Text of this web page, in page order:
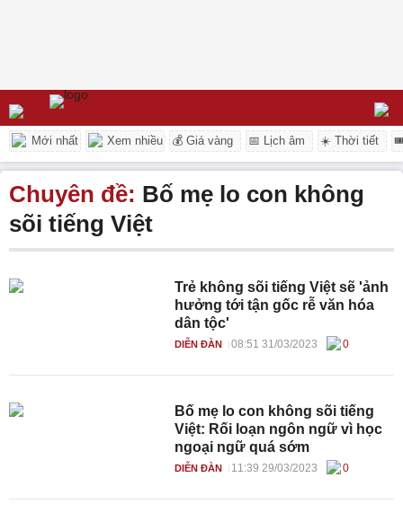
Mới nhất Xem nhiều 💰 Giá vàng 📅 Lịch âm ☀️ Thời tiết
Chuyên đề: Bố mẹ lo con không
sõi tiếng Việt
Trẻ không sõi tiếng Việt sẽ 'ảnh
hưởng tới tận gốc rễ văn hóa
dân tộc'
DIỄN ĐÀN 08:51 31/03/2023 0
Bố mẹ lo con không sõi tiếng
Việt: Rối loạn ngôn ngữ vì học
ngoại ngữ quá sớm
DIỄN ĐÀN 11:39 29/03/2023 0